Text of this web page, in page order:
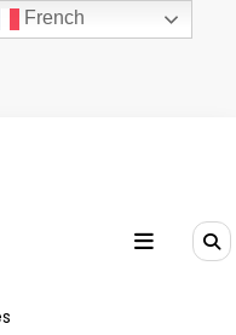
10:19:45 AM
French